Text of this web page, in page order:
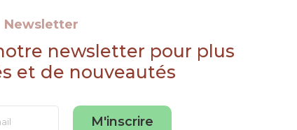
Newsletter
newsletter pour plus
et de nouveautés
M'inscrire